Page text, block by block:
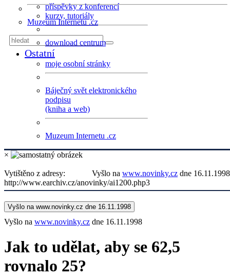
Muzeum Internetu .cz
příspěvky z konferencí
kurzy, tutoriály
download centrum
Ostatní
moje osobní stránky
Báječný svět elektronického
podpisu
(kniha a web)
Muzeum Internetu .cz
×
Vyšlo na www.novinky.cz dne 16.11.1998
Vytištěno z adresy:
http://www.earchiv.cz/anovinky/ai1200.php3
Vyšlo na www.novinky.cz dne 16.11.1998
Vyšlo na www.novinky.cz dne 16.11.1998
Jak to udělat, aby se 62,5
rovnalo 25?